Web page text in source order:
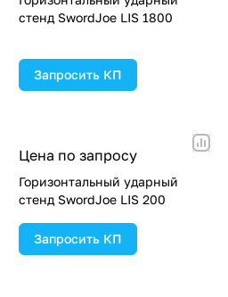
стенд SwordJoe LIS 1800
Запросить КП
Цена по запросу
Горизонтальный ударный
стенд SwordJoe LIS 200
Запросить КП